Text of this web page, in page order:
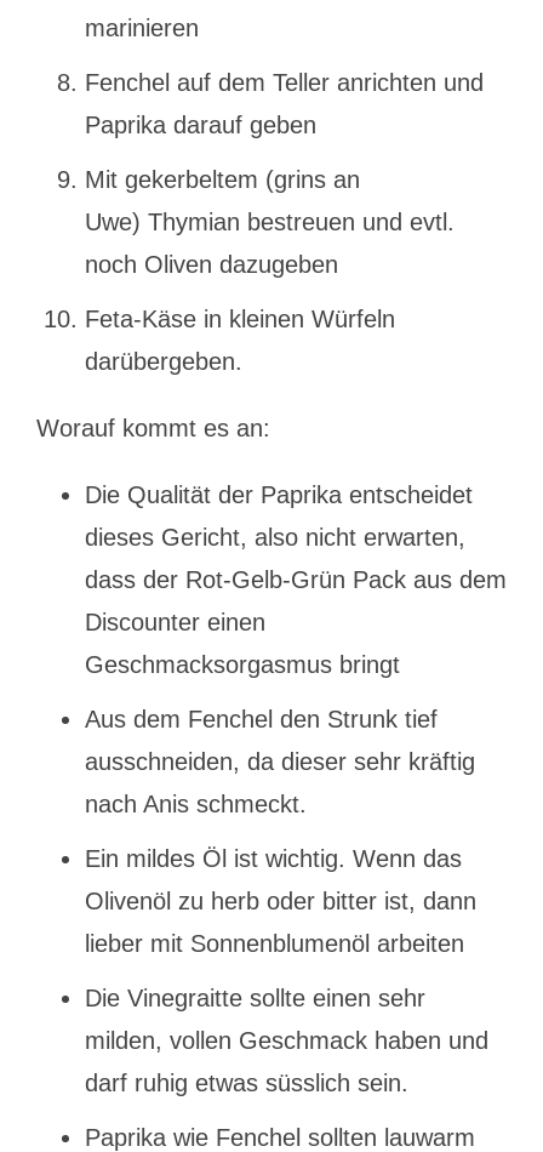
marinieren
Fenchel auf dem Teller anrichten und
Paprika darauf geben
Mit gekerbeltem (grins an
Uwe) Thymian bestreuen und evtl.
noch Oliven dazugeben
Feta-Käse in kleinen Würfeln
darübergeben.
Worauf kommt es an:
Die Qualität der Paprika entscheidet
dieses Gericht, also nicht erwarten,
dass der Rot-Gelb-Grün Pack aus dem
Discounter einen
Geschmacksorgasmus bringt
Aus dem Fenchel den Strunk tief
ausschneiden, da dieser sehr kräftig
nach Anis schmeckt.
Ein mildes Öl ist wichtig. Wenn das
Olivenöl zu herb oder bitter ist, dann
lieber mit Sonnenblumenöl arbeiten
Die Vinegraitte sollte einen sehr
milden, vollen Geschmack haben und
darf ruhig etwas süsslich sein.
Paprika wie Fenchel sollten lauwarm